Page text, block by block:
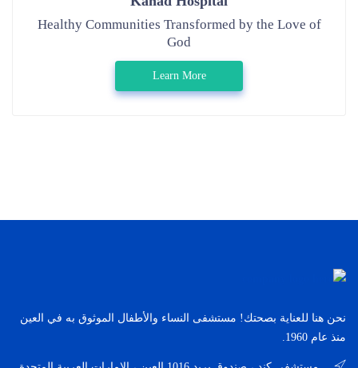
Healthy Communities Transformed by the Love of
God
Learn More
نحن هنا للعناية بصحتك! مستشفى النساء والأطفال الموثوق به في العين
منذ عام 1960.